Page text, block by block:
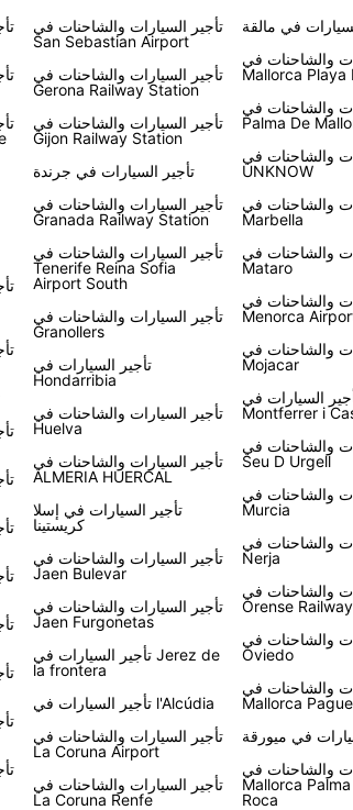
تأجير السيارات والشاحنات في
San Sebastian Airport
تأجير السيارات والشاحنات في
Gerona Railway Station
تأجير السيارات والشاحنات في
Gijon Railway Station
تأجير السيارات في جرندة
تأجير السيارات والشاحنات في
Granada Railway Station
تأجير السيارات والشاحنات في
Tenerife Reina Sofia
Airport South
تأجير السيارات والشاحنات في
Granollers
تأجير السيارات في
Hondarribia
تأجير السيارات والشاحنات في
Huelva
تأجير السيارات والشاحنات في
ALMERIA HUERCAL
تأجير السيارات في إسلا
كريستينا
تأجير السيارات والشاحنات في
Jaen Bulevar
تأجير السيارات والشاحنات في
Jaen Furgonetas
تأجير السيارات في Jerez de
la frontera
تأجير السيارات في l'Alcúdia
تأجير السيارات والشاحنات في
La Coruna Airport
تأجير السيارات والشاحنات في
La Coruna Renfe
في مالقة
والشاحنات في
Mallorca Playa
والشاحنات في
Palma De
والشاحنات في
UNKNOW
والشاحنات في
Marbella
والشاحنات في
Mataro
والشاحنات في
Menorca
والشاحنات في
Mojacar
السيارات في
Montferrer i
والشاحنات في
Seu D Urgell
والشاحنات في
Murcia
والشاحنات في
Nerja
والشاحنات في
Orense
والشاحنات في
Oviedo
والشاحنات في
Mallorca
في ميورقة
والشاحنات في
Mallorca
Roca